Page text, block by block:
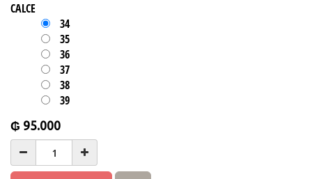
CALCE
34
35
36
37
38
39
₲ 95.000